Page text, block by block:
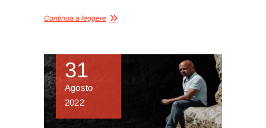
Continua a leggere
31
Agosto
2022